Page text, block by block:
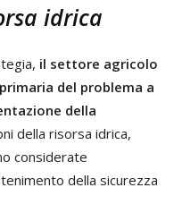
idrica
il settore agricolo
del problema a
della
della risorsa idrica,
considerate
della sicurezza